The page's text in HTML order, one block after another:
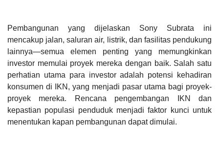
Pembangunan yang dijelaskan Sony Subrata ini
mencakup jalan, saluran air, listrik, dan fasilitas pendukung
lainnya—semua elemen penting yang memungkinkan
investor memulai proyek mereka dengan baik. Salah satu
perhatian utama para investor adalah potensi kehadiran
konsumen di IKN, yang menjadi pasar utama bagi proyek-
proyek mereka. Rencana pengembangan IKN dan
kepastian populasi penduduk menjadi faktor kunci untuk
menentukan kapan pembangunan dapat dimulai.